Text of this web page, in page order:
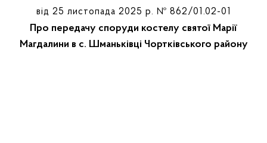
від 25 листопада 2025 р. № 862/01.02-01
Про передачу споруди костелу святої Марії
Магдалини в с. Шманьківці Чортківського району